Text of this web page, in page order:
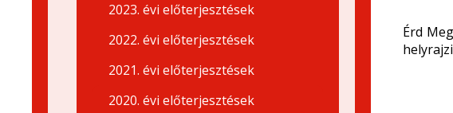
Érd
2023. évi előterjesztések
2022. évi előterjesztések
2021. évi előterjesztések
2020. évi előterjesztések